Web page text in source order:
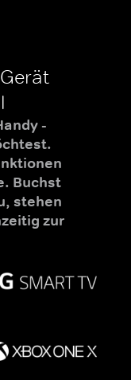
-
Buchst
stehen
zur